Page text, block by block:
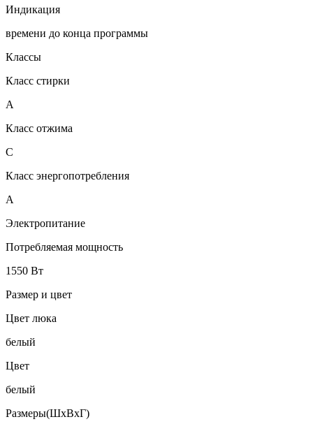
Индикация
времени до конца программы
Классы
Класс стирки
A
Класс отжима
C
Класс энергопотребления
A
Электропитание
Потребляемая мощность
1550 Вт
Размер и цвет
Цвет люка
белый
Цвет
белый
Размеры(ШхВхГ)